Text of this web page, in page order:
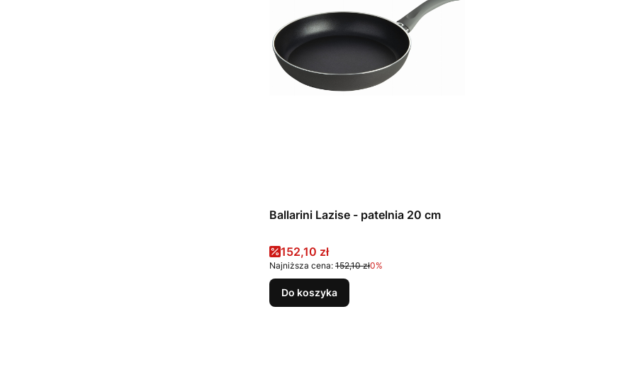
Ballarini Lazise - patelnia 20 cm
Cena promocyjna
152,10 zł
Najniższa cena: 152,10 zł0%
Do koszyka